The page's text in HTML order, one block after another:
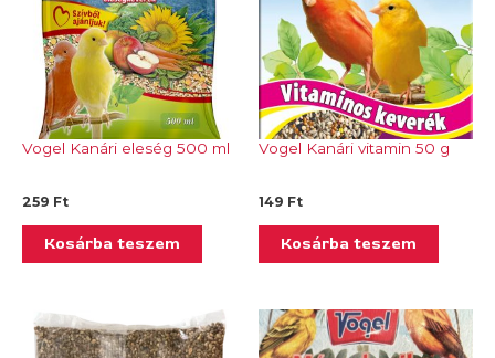
Vogel Kanári eleség 500 ml
259 Ft
Kosárba teszem
Vogel Kanári vitamin 50 g
149 Ft
Kosárba teszem